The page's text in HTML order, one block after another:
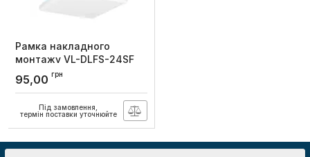
Рамка накладного
монтажу VL-DLFS-24SF
безрамкового
квадратного світильника,
Артикул:VL-DLFS-24SF
95,00 грн
Під замовлення,
термін поставки уточнюйте